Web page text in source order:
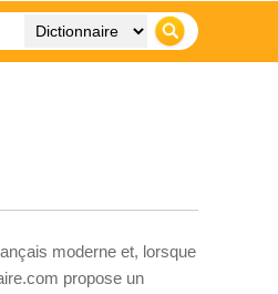
moderne et, lorsque
propose un